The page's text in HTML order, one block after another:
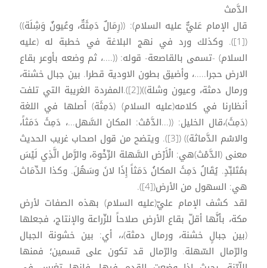
الدَّمث
قال الإمام عَليٌّ عليه السلام): ((رِمَالٌ دَمِثَةٌ، وعُيونٌ وَشِلَة))
([1]). وكذلك ورد في نهج البلاغة في خطبة له (عليه
السلام) -تسمى بالقاصعة- قوله: ((....، ثم وضعه بأوعر بقاع
الارض حجرا.....، وأضيق بطون الاودية قطرا. بين جبال خشنة،
ورمال دمثة، وعيون وشلة))([2]).المفردة الغريبة التي تلفت
أنظارنا في كلامه(عليه السلام) (دَمِثَة) أصلها في اللغة
(دَمِثَ)،قال الخليل: ((...الدَّمْث: المكان السَّهل...، دَمِثَ دَمَثاً،
والاسْم الدَّماثة)) ([3]). ويتضح من قول اصحاب غريب الحديث
معنى (الدَّمْث)هي: الْأَرْض السَّهلة الرِّخْوة، والرَّمل الَّذِي لَيْسَ
بمُتَلبِّدٍ. يُقَالُ دَمِثَ المكانُ دَمَثاً إِذَا لانَ وسَهُلَ. وكذا الدِّمَاث
هي: السهول من الأرض([4]).
لقد كشف الإمام عليّ(عليه السلام) بهذه الصفات لأرض
مكة، بأنَّها أقلّ بقاع الأرض صلاحاً للزّراعة والإنتاج، فجعلها
(بين جبالٍ خشنة، ورمال دمثة)،، أي: بين خشونة الجبال
والرّمال السّهلة. والرّمال قد تكون على قسمين؛ فمنها